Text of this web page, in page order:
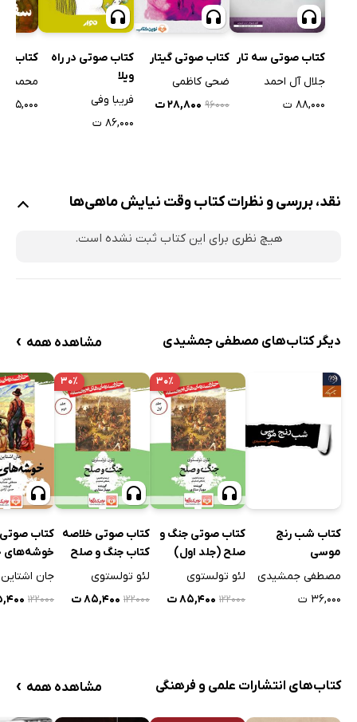
کتاب صوتی سه تار
جلال آل احمد
۸۸,۰۰۰ ت
کتاب صوتی گیتار
ضحی کاظمی
۹۶۰۰۰ ۲۸,۸۰۰ ت
کتاب صوتی در راه
ویلا
فریبا وفی
۸۶,۰۰۰ ت
کتاب
۷۵,۰۰۰ ت
نقد، بررسی و نظرات کتاب وقت نیایش ماهی‌ها
هیچ نظری برای این کتاب ثبت نشده است.
دیگر کتاب‌های مصطفی جمشیدی مشاهده همه ›
کتاب شب رنج
موسی
مصطفی جمشیدی
۳۶,۰۰۰ ت
۳۰٪
کتاب صوتی جنگ و
صلح (جلد اول)
لئو تولستوی
۱۲۲۰۰۰ ۸۵,۴۰۰ ت
۳۰٪
کتاب صوتی خلاصه
کتاب جنگ و صلح
(جلد دوم)
لئو تولستوی
۱۲۲۰۰۰ ۸۵,۴۰۰ ت
کتاب صوتی
جان
۱۲۲۰۰۰
کتاب‌های انتشارات علمی و فرهنگی مشاهده همه ›